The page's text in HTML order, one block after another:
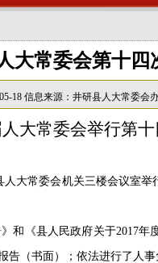
大常委会第十四
18 信息来源：井研县人大常委会
大常委会举行第
人大常委会机关三楼会议室举
和《县人民政府关于2017年
告（书面）；依法进行了人事